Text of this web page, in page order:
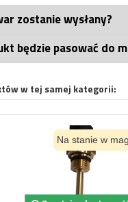
zostanie wysłany?
będzie pasować do
w tej samej kategorii:
Na stanie w